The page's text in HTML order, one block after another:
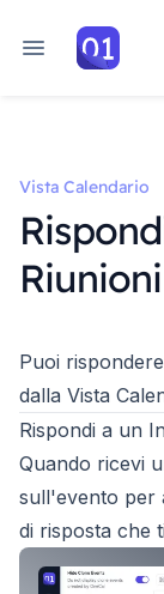
Vista Calendario
Riunioni
Puoi
dalla Vista
Rispondi a un
Quando ricevi
sull'evento per
di risposta che